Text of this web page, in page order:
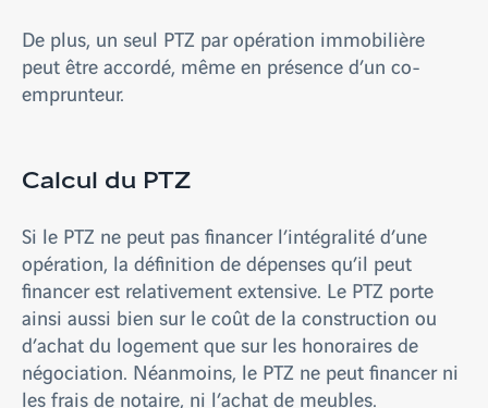
De plus, un seul PTZ par opération immobilière
peut être accordé, même en présence d’un co-
emprunteur.
Calcul du PTZ
Si le PTZ ne peut pas financer l’intégralité d’une
opération, la définition de dépenses qu’il peut
financer est relativement extensive. Le PTZ porte
ainsi aussi bien sur le coût de la construction ou
d’achat du logement que sur les honoraires de
négociation. Néanmoins, le PTZ ne peut financer ni
les frais de notaire, ni l’achat de meubles.